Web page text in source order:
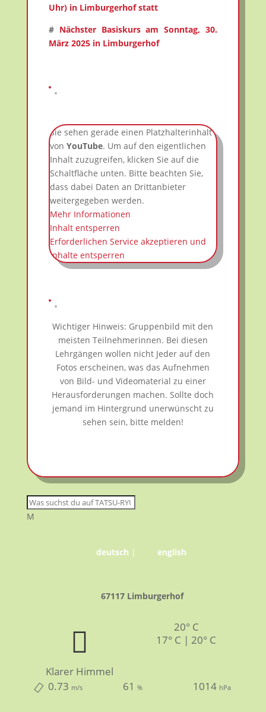
Uhr) in Limburgerhof statt
# Nächster Basiskurs am Sonntag, 30.
März 2025 in Limburgerhof
Sie sehen gerade einen Platzhalterinhalt
vonYouTube. Um auf den eigentlichen
Inhalt zuzugreifen, klicken Sie auf die
Schaltfläche unten. Bitte beachten Sie,
dass dabei Daten an Drittanbieter
weitergegeben werden.
Mehr Informationen
Inhalt entsperren
Erforderlichen Service akzeptieren und
Inhalte entsperren
Wichtiger Hinweis: Gruppenbild mit den
meisten Teilnehmerinnen. Bei diesen
Lehrgängen wollen nicht Jeder auf den
Fotos erscheinen, was das Aufnehmen
von Bild- und Videomaterial zu einer
Herausforderungen machen. Sollte doch
jemand im Hintergrund unerwünscht zu
sehen sein, bitte melden!
M
deutsch | english
67117 Limburgerhof
Klarer Himmel
20° C
17° C | 20° C
0.73 m/s 61% 1014 hPa